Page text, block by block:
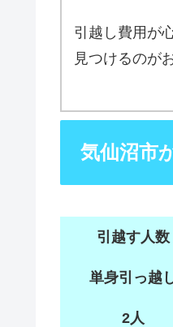
引越し費用が
見つけるのが
気仙沼市
引越す人数
単身引っ越
2人